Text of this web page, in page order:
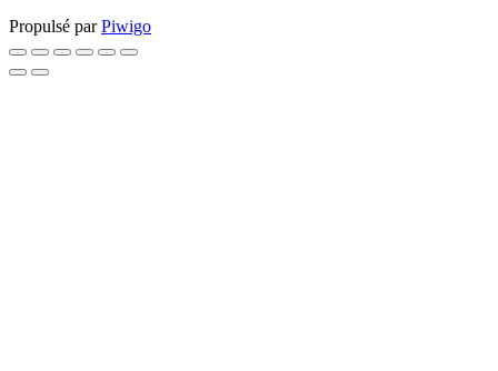
Propulsé parPiwigo